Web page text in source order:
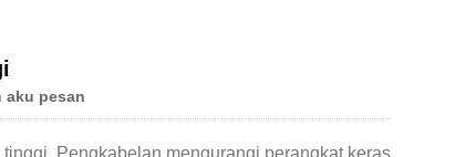
aku pesan
Pengkabelan mengurangi perangkat keras